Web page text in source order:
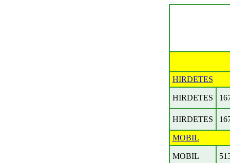
HIRDETES
HIRDETES
HIRDETES
MOBIL
MOBIL